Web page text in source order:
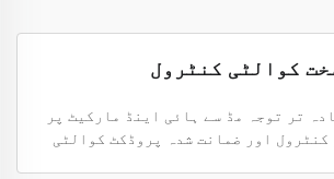
کوالٹی کنٹرول
تر توجہ مڈ سے ہائی اینڈ مارکیٹ پر
کنٹرول اور ضمانت شدہ پروڈکٹ کوالٹی